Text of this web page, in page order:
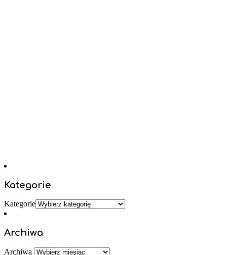
Kategorie
Kategorie
Archiwa
Archiwa